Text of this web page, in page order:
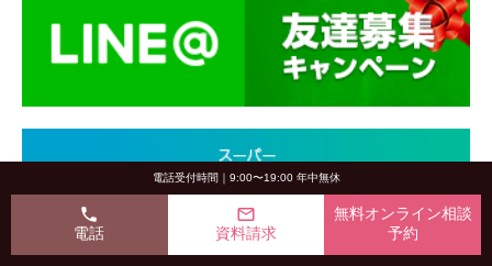
電話受付時間｜9:00〜19:00 年中無休
phone
電話
mail_outline
資料請求
無料オンライン相談
予約